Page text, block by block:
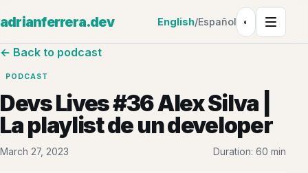
adrianferrera.dev English/Español ◐Theme: Light
← Back to podcast
PODCAST
Devs Lives #36 Alex Silva |
La playlist de un developer
March 27, 2023 Duration: 60 min